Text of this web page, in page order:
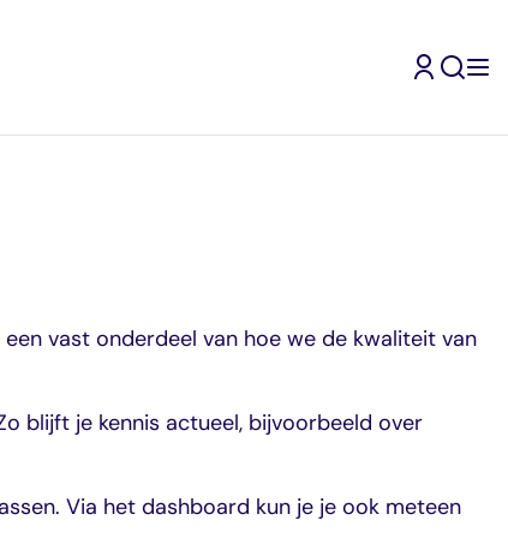
vast onderdeel van hoe we de kwaliteit van
blijft je kennis actueel, bijvoorbeeld over
Via het dashboard kun je je ook meteen